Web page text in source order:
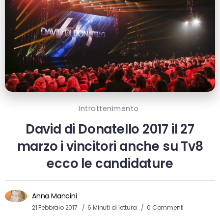
Intrattenimento
David di Donatello 2017 il 27
marzo i vincitori anche su Tv8
ecco le candidature
Anna Mancini
21 Febbraio 2017 6 Minuti di lettura 0 Commenti